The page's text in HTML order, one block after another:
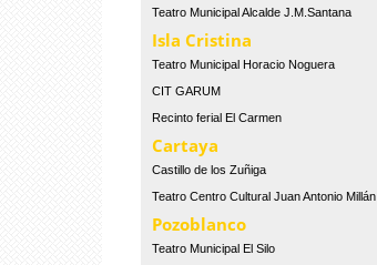
Teatro Municipal Alcalde J.M.Santana
Isla Cristina
Teatro Municipal Horacio Noguera
CIT GARUM
Recinto ferial El Carmen
Cartaya
Castillo de los Zuñiga
Teatro Centro Cultural Juan Antonio Millán
Pozoblanco
Teatro Municipal El Silo